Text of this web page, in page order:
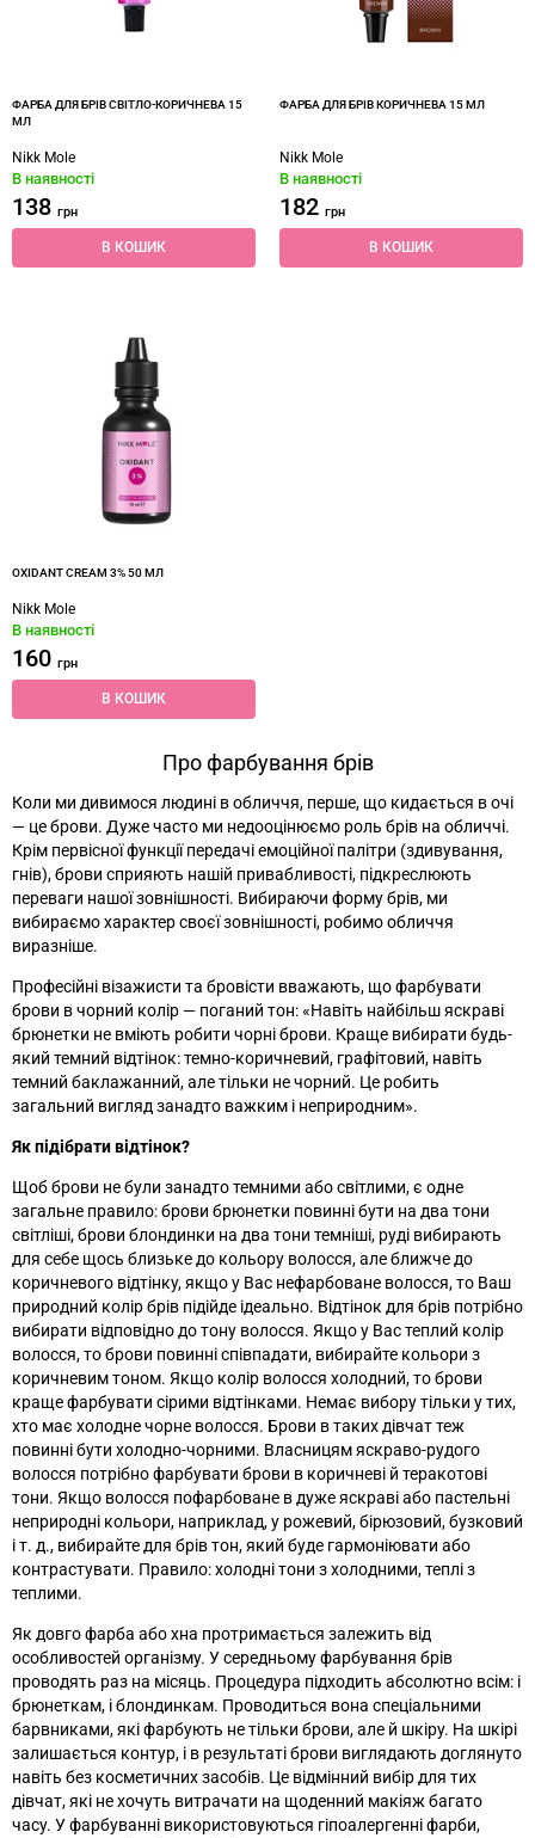
ФАРБА ДЛЯ БРІВ СВІТЛО-КОРИЧНЕВА 15
МЛ
Nikk Mole
В наявності
138 грн
В КОШИК
ФАРБА ДЛЯ БРІВ КОРИЧНЕВА 15 МЛ
Nikk Mole
В наявності
182 грн
В КОШИК
OXIDANT CREAM 3% 50 МЛ
Nikk Mole
В наявності
160 грн
В КОШИК
Про фарбування брів
Коли ми дивимося людині в обличчя, перше, що кидається в очі
— це брови. Дуже часто ми недооцінюємо роль брів на обличчі.
Крім первісної функції передачі емоційної палітри (здивування,
гнів), брови сприяють нашій привабливості, підкреслюють
переваги нашої зовнішності. Вибираючи форму брів, ми
вибираємо характер своєї зовнішності, робимо обличчя
виразніше.
Професійні візажисти та бровісти вважають, що фарбувати
брови в чорний колір — поганий тон: «Навіть найбільш яскраві
брюнетки не вміють робити чорні брови. Краще вибирати будь-
який темний відтінок: темно-коричневий, графітовий, навіть
темний баклажанний, але тільки не чорний. Це робить
загальний вигляд занадто важким і неприродним».
Як підібрати відтінок?
Щоб брови не були занадто темними або світлими, є одне
загальне правило: брови брюнетки повинні бути на два тони
світліші, брови блондинки на два тони темніші, руді вибирають
для себе щось близьке до кольору волосся, але ближче до
коричневого відтінку, якщо у Вас нефарбоване волосся, то Ваш
природний колір брів підійде ідеально. Відтінок для брів потрібно
вибирати відповідно до тону волосся. Якщо у Вас теплий колір
волосся, то брови повинні співпадати, вибирайте кольори з
коричневим тоном. Якщо колір волосся холодний, то брови
краще фарбувати сірими відтінками. Немає вибору тільки у тих,
хто має холодне чорне волосся. Брови в таких дівчат теж
повинні бути холодно-чорними. Власницям яскраво-рудого
волосся потрібно фарбувати брови в коричневі й теракотові
тони. Якщо волосся пофарбоване в дуже яскраві або пастельні
неприродні кольори, наприклад, у рожевий, бірюзовий, бузковий
і т. д., вибирайте для брів тон, який буде гармоніювати або
контрастувати. Правило: холодні тони з холодними, теплі з
теплими.
Як довго фарба або хна протримається залежить від
особливостей організму. У середньому фарбування брів
проводять раз на місяць. Процедура підходить абсолютно всім: і
брюнеткам, і блондинкам. Проводиться вона спеціальними
барвниками, які фарбують не тільки брови, але й шкіру. На шкірі
залишається контур, і в результаті брови виглядають доглянуто
навіть без косметичних засобів. Це відмінний вибір для тих
дівчат, які не хочуть витрачати на щоденний макіяж багато
часу. У фарбуванні використовуються гіпоалергенні фарби,